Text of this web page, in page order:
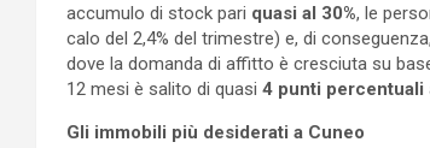
accumulo di stock pari quasi al 30%, le
calo del 2,4% del trimestre) e, di
dove la domanda di affitto è cresciuta su
12 mesi è salito di quasi 4 punti percentuali
Gli immobili più desiderati a Cuneo